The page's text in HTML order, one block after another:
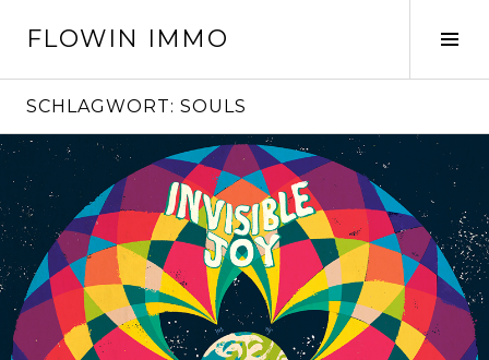
zumFLOWIN IMMO
SCHLAGWORT: SOULS